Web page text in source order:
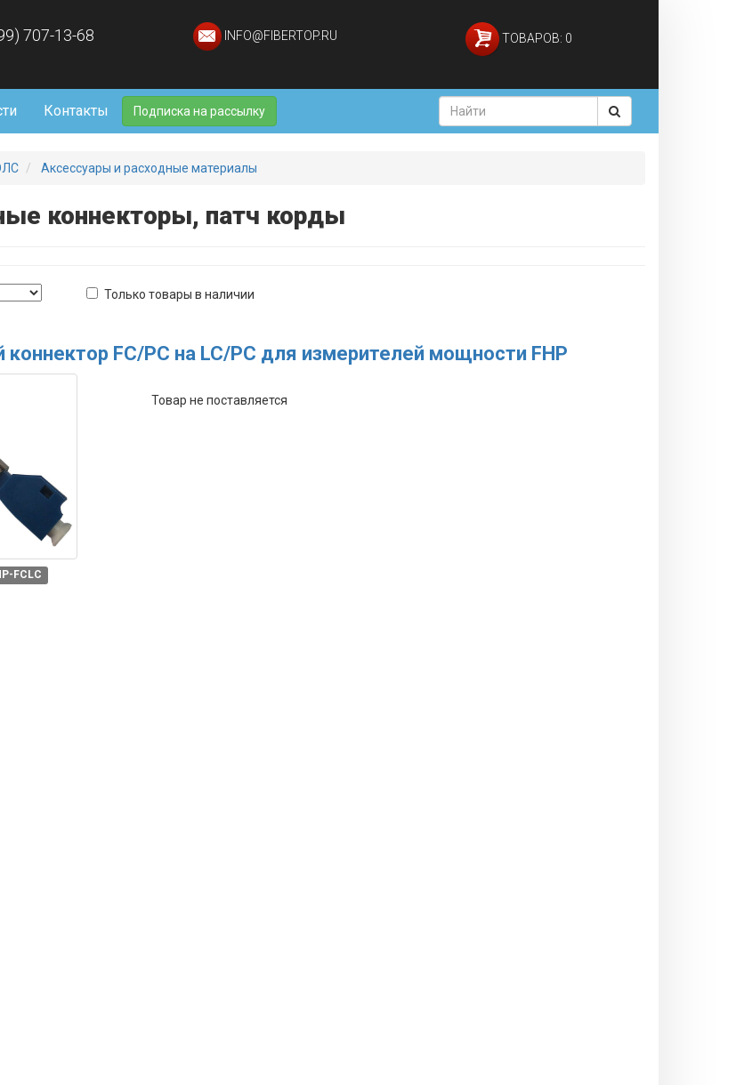
707-13-68 INFO@FIBERTOP.RU ТОВАРОВ: 0
Контакты Подписка на рассылку
Аксессуары и расходные материалы
коннекторы, патч корды
Только товары в наличии
коннектор FC/PC на LC/PC для измерителей мощности FHP
FCLC
Товар не поставляется